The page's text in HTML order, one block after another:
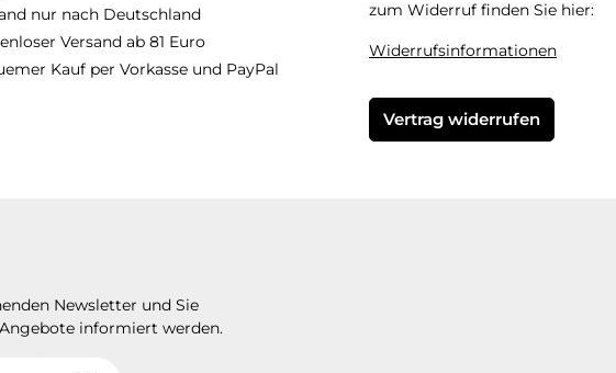
nur nach Deutschland
Versand ab 81 Euro
Kauf per Vorkasse und PayPal
zum Widerruf finden Sie hier:
Widerrufsinformationen
Vertrag widerrufen
Newsletter und Sie
informiert werden.